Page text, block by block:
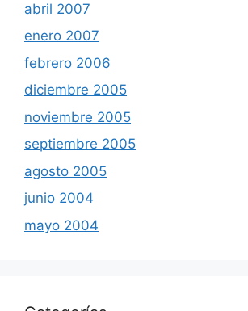
abril 2007
enero 2007
febrero 2006
diciembre 2005
noviembre 2005
septiembre 2005
agosto 2005
junio 2004
mayo 2004